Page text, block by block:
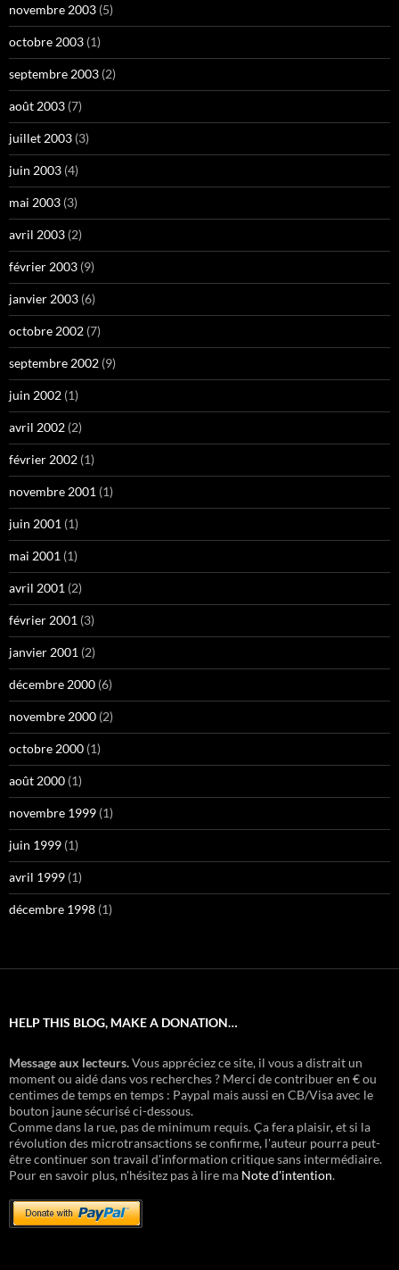
novembre 2003 (5)
octobre 2003 (1)
septembre 2003 (2)
août 2003 (7)
juillet 2003 (3)
juin 2003 (4)
mai 2003 (3)
avril 2003 (2)
février 2003 (9)
janvier 2003 (6)
octobre 2002 (7)
septembre 2002 (9)
juin 2002 (1)
avril 2002 (2)
février 2002 (1)
novembre 2001 (1)
juin 2001 (1)
mai 2001 (1)
avril 2001 (2)
février 2001 (3)
janvier 2001 (2)
décembre 2000 (6)
novembre 2000 (2)
octobre 2000 (1)
août 2000 (1)
novembre 1999 (1)
juin 1999 (1)
avril 1999 (1)
décembre 1998 (1)
HELP THIS BLOG, MAKE A DONATION…
Message aux lecteurs.Vous appréciez ce site, il vous a distrait un
moment ou aidé dans vos recherches ? Merci de contribuer en € ou
centimes de temps en temps : Paypal mais aussi en CB/Visa avec le
bouton jaune sécurisé ci-dessous.
Comme dans la rue, pas de minimum requis. Ça fera plaisir, et si la
révolution des microtransactions se confirme, l'auteur pourra peut-
être continuer son travail d'information critique sans intermédiaire.
Pour en savoir plus, n'hésitez pas à lire ma Note d'intention.